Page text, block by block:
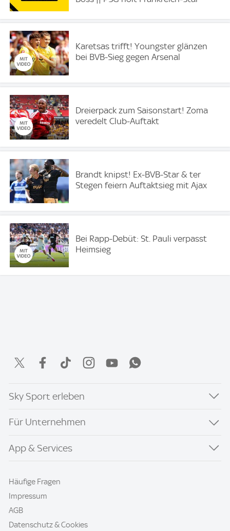
Karetsas trifft! Youngster glänzen
bei BVB-Sieg gegen Arsenal
Dreierpack zum Saisonstart! Zoma
veredelt Club-Auftakt
Brandt knipst! Ex-BVB-Star & ter
Stegen feiern Auftaktsieg mit Ajax
Bei Rapp-Debüt: St. Pauli verpasst
Heimsieg
Sky Sport erleben
Für Unternehmen
App & Services
Häufige Fragen
Impressum
AGB
Datenschutz & Cookies